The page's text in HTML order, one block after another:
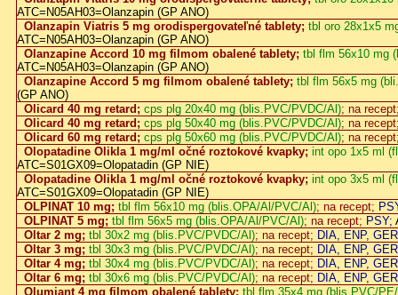
ATC=N05AH03=Olanzapin (GP ANO)
Olanzapin Viatris 5 mg orodispergovateľné tablety; tbl oro 28x1x5
ATC=N05AH03=Olanzapin (GP ANO)
Olanzapine Accord 10 mg filmom obalené tablety; tbl flm 56x10 mg
ATC=N05AH03=Olanzapin (GP ANO)
Olanzapine Accord 5 mg filmom obalené tablety; tbl flm 56x5 mg
(GP ANO)
Olicard 40 mg retard; cps plg 20x40 mg (blis.PVC/PVDC/Al); na
Olicard 40 mg retard; cps plg 50x40 mg (blis.PVC/PVDC/Al); na
Olicard 60 mg retard; cps plg 50x60 mg (blis.PVC/PVDC/Al); na
Olopatadine Olikla 1 mg/ml očné roztokové kvapky; int opo 1x5 ml
ATC=S01GX09=Olopatadin (GP NIE)
Olopatadine Olikla 1 mg/ml očné roztokové kvapky; int opo 3x5 ml
ATC=S01GX09=Olopatadin (GP NIE)
OLPINAT 10 mg; tbl flm 56x10 mg (blis.OPA/Al/PVC/Al); na recept;
OLPINAT 5 mg; tbl flm 56x5 mg (blis.OPA/Al/PVC/Al); na recept; PSY;
Oltar 2 mg; tbl 30x2 mg (blis.PVC/PVDC/Al); na recept; DIA, ENP,
Oltar 3 mg; tbl 30x3 mg (blis.PVC/PVDC/Al); na recept; DIA, ENP,
Oltar 4 mg; tbl 30x4 mg (blis.PVC/PVDC/Al); na recept; DIA, ENP,
Oltar 6 mg; tbl 30x6 mg (blis.PVC/PVDC/Al); na recept; DIA, ENP,
Olumiant 4 mg filmom obalené tablety; tbl flm 35x4 mg (blis.PVC/